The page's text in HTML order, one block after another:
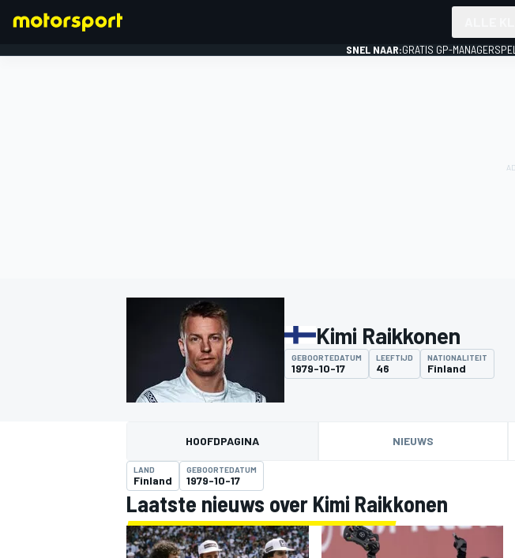
MOTOGP
SNEL NAAR:GRATIS GP-MANAGERSPEL
Kimi Raikkonen
GEBOORTEDATUM
1979-10-17
LEEFTIJD
46
NATIONALITEIT
Finland
HOOFDPAGINA NIEUWS
LAND
Finland
GEBOORTEDATUM
1979-10-17
Laatste nieuws over Kimi Raikkonen